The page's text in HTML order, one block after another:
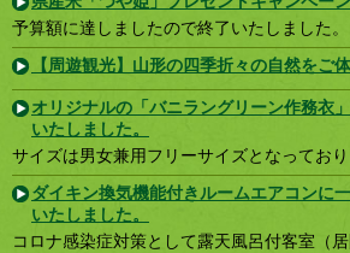
予算額に達しましたので終了いたしました。
【周遊観光】山形の四季折々の自然をご
オリジナルの「バニラングリーン作務衣
いたしました。
サイズは男女兼用フリーサイズとなっており
ダイキン換気機能付きルームエアコンに
いたしました。
コロナ感染症対策として露天風呂付客室（